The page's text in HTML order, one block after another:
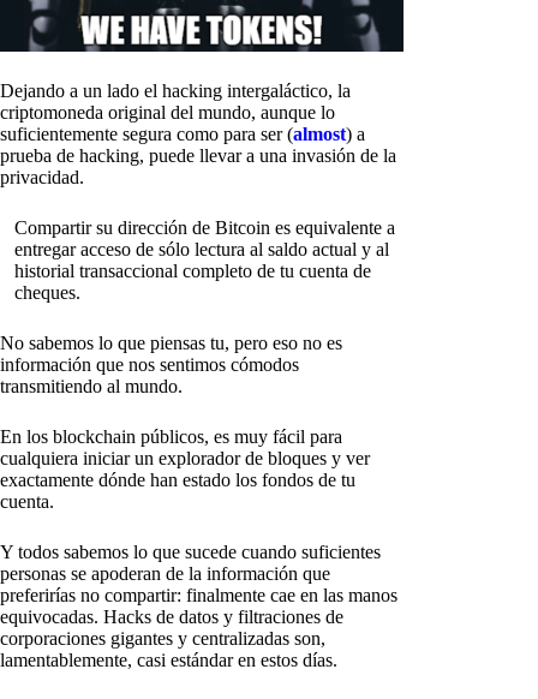
Dejando a un lado el hacking intergaláctico, la
criptomoneda original del mundo, aunque lo
suficientemente segura como para ser (almost) a
prueba de hacking, puede llevar a una invasión de la
privacidad.
Compartir su dirección de Bitcoin es equivalente a
entregar acceso de sólo lectura al saldo actual y al
historial transaccional completo de tu cuenta de
cheques.
No sabemos lo que piensas tu, pero eso no es
información que nos sentimos cómodos
transmitiendo al mundo.
En los blockchain públicos, es muy fácil para
cualquiera iniciar un explorador de bloques y ver
exactamente dónde han estado los fondos de tu
cuenta.
Y todos sabemos lo que sucede cuando suficientes
personas se apoderan de la información que
preferirías no compartir: finalmente cae en las manos
equivocadas. Hacks de datos y filtraciones de
corporaciones gigantes y centralizadas son,
lamentablemente, casi estándar en estos días.